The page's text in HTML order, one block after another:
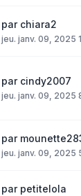
par chiara2
jeu. janv. 09, 2025
par cindy2007
jeu. janv. 09, 2025
par
jeu. janv. 09, 2025
par petitelola